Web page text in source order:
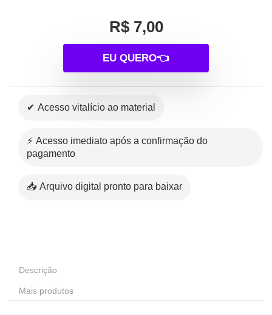
R$ 7,00
EU QUERO👈
✔ Acesso vitalício ao material
⚡ Acesso imediato após a confirmação do
pagamento
📥 Arquivo digital pronto para baixar
Descrição
Mais produtos